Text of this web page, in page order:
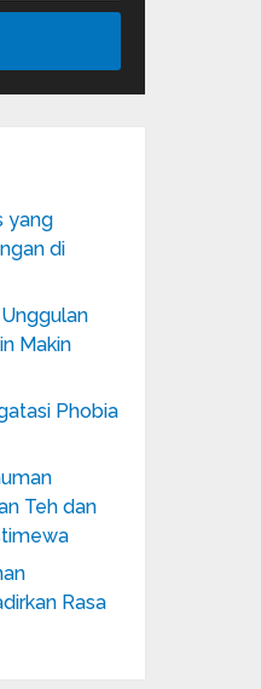
yang
di
Makin
Phobia
Teh dan
Rasa